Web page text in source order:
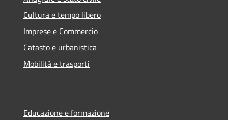
Cultura e tempo libero
Imprese e Commercio
Catasto e urbanistica
Mobilità e trasporti
Educazione e formazione